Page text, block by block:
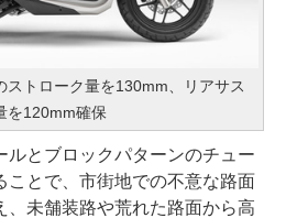
ストローク量を130mm、リアサス
を120mm確保
とブロックパターンのチュー
ことで、市街地での不意な路面
、未舗装路や荒れた路面から高